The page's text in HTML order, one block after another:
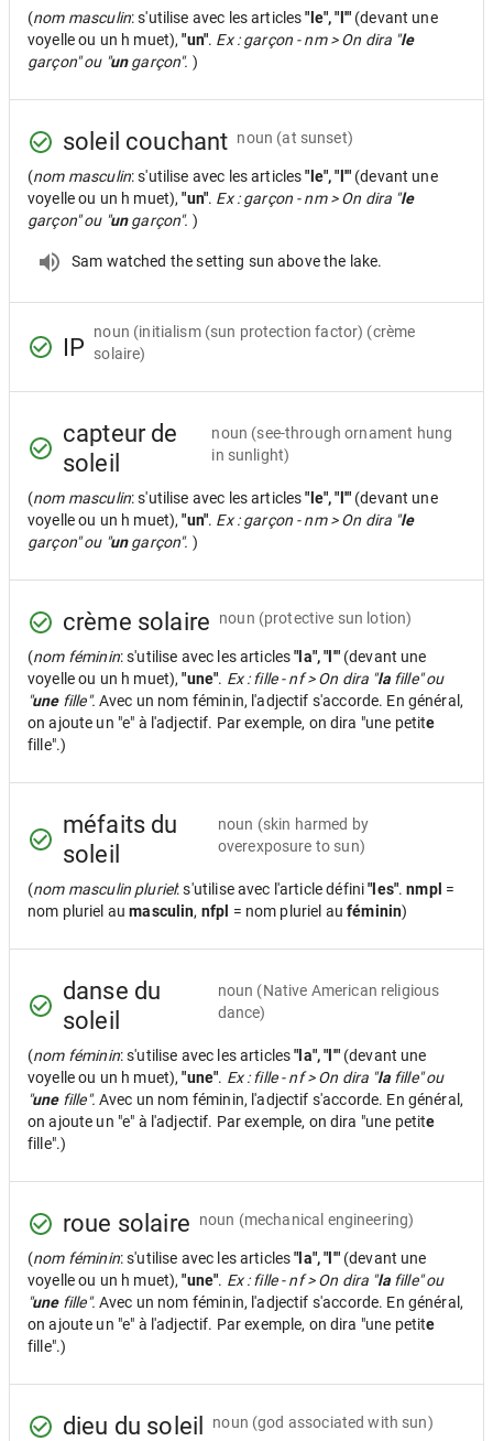
(nom masculin: s'utilise avec les articles"le", "l'" (devant une
voyelle ou un h muet),"un". Ex : garçon - nm > On dira "le
garçon" ou "ungarçon". )
soleil couchant noun (at sunset)
(nom masculin: s'utilise avec les articles"le", "l'" (devant une
voyelle ou un h muet),"un". Ex : garçon - nm > On dira "le
garçon" ou "ungarçon". )
Sam watched the setting sun above the lake.
IP
noun (initialism (sun protection factor) (crème
solaire)
capteur de
soleil
noun (see-through ornament hung
in sunlight)
(nom masculin: s'utilise avec les articles"le", "l'" (devant une
voyelle ou un h muet),"un". Ex : garçon - nm > On dira "le
garçon" ou "ungarçon". )
crème solaire noun (protective sun lotion)
(nom féminin: s'utilise avec les articles"la", "l'" (devant une
voyelle ou un h muet),"une". Ex : fille - nf > On dira "lafille" ou
"unefille". Avec un nom féminin, l'adjectif s'accorde. En général,
on ajoute un "e" à l'adjectif. Par exemple, on dira "une petite
fille".)
méfaits du
soleil
noun (skin harmed by
overexposure to sun)
(nom masculin pluriel: s'utilise avec l'article défini"les".nmpl =
nom pluriel aumasculin, nfpl = nom pluriel auféminin)
danse du
soleil
noun (Native American religious
dance)
(nom féminin: s'utilise avec les articles"la", "l'" (devant une
voyelle ou un h muet),"une". Ex : fille - nf > On dira "lafille" ou
"unefille". Avec un nom féminin, l'adjectif s'accorde. En général,
on ajoute un "e" à l'adjectif. Par exemple, on dira "une petite
fille".)
roue solaire noun (mechanical engineering)
(nom féminin: s'utilise avec les articles"la", "l'" (devant une
voyelle ou un h muet),"une". Ex : fille - nf > On dira "lafille" ou
"unefille". Avec un nom féminin, l'adjectif s'accorde. En général,
on ajoute un "e" à l'adjectif. Par exemple, on dira "une petite
fille".)
dieu du soleil noun (god associated with sun)